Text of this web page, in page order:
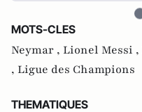
MOTS-CLES
Neymar , Lionel Messi ,
, Ligue des Champions
THEMATIQUES